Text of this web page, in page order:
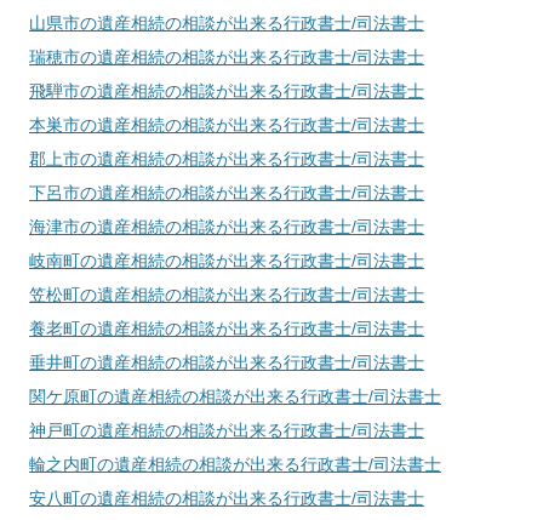
山県市の遺産相続の相談が出来る行政書士/司法書士
瑞穂市の遺産相続の相談が出来る行政書士/司法書士
飛騨市の遺産相続の相談が出来る行政書士/司法書士
本巣市の遺産相続の相談が出来る行政書士/司法書士
郡上市の遺産相続の相談が出来る行政書士/司法書士
下呂市の遺産相続の相談が出来る行政書士/司法書士
海津市の遺産相続の相談が出来る行政書士/司法書士
岐南町の遺産相続の相談が出来る行政書士/司法書士
笠松町の遺産相続の相談が出来る行政書士/司法書士
養老町の遺産相続の相談が出来る行政書士/司法書士
垂井町の遺産相続の相談が出来る行政書士/司法書士
関ケ原町の遺産相続の相談が出来る行政書士/司法書士
神戸町の遺産相続の相談が出来る行政書士/司法書士
輪之内町の遺産相続の相談が出来る行政書士/司法書士
安八町の遺産相続の相談が出来る行政書士/司法書士